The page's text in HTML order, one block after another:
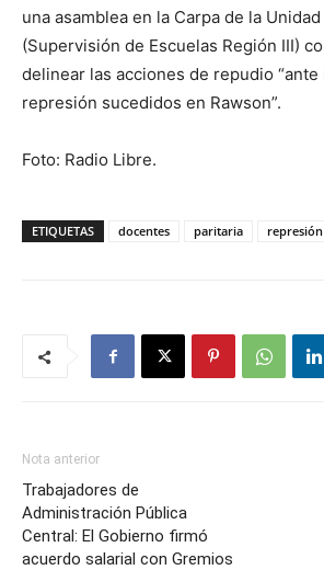
una asamblea en la Carpa de la
(Supervisión de Escuelas Región III)
delinear las acciones de repudio
represión sucedidos en Rawson”.
Foto: Radio Libre.
ETIQUETAS docentes paritaria represión
Nota anterior
Trabajadores de
Administración Pública
Central: El Gobierno firmó
acuerdo salarial con Gremios